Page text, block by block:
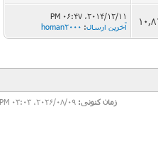
2014/12/11، 06:47 PM
آخرین ارسال:
homan2000
زمان کنونی: 2026/08/09، 03:03 PM